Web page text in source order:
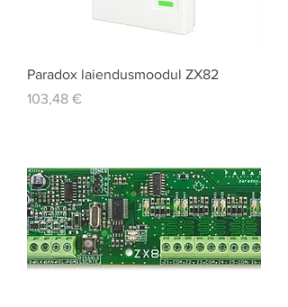
Paradox laiendusmoodul ZX82
Price
103,48 €